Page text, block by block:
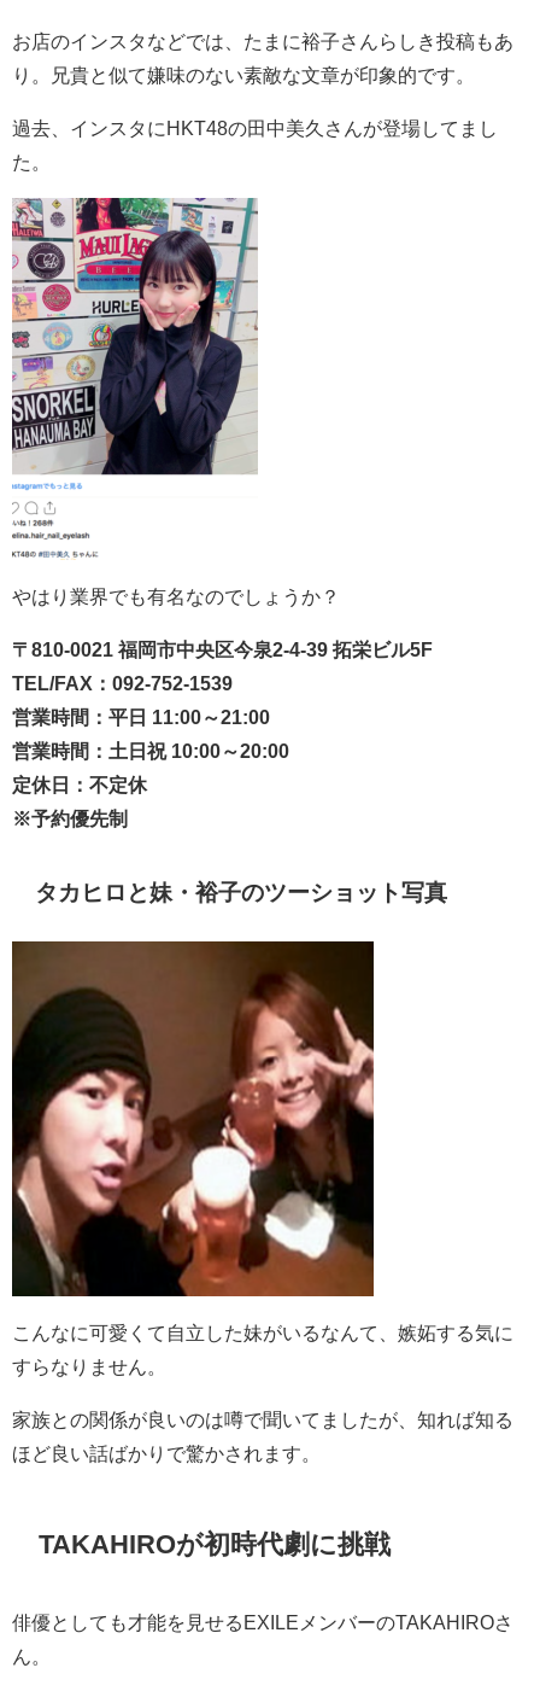
お店のインスタなどでは、たまに裕子さんらしき投稿もあ
り。兄貴と似て嫌味のない素敵な文章が印象的です。
過去、インスタにHKT48の田中美久さんが登場してまし
た。
やはり業界でも有名なのでしょうか？
〒810-0021 福岡市中央区今泉2-4-39 拓栄ビル5F
TEL/FAX：092-752-1539
営業時間：平日 11:00～21:00
営業時間：土日祝 10:00～20:00
定休日：不定休
※予約優先制
タカヒロと妹・裕子のツーショット写真
こんなに可愛くて自立した妹がいるなんて、嫉妬する気に
すらなりません。
家族との関係が良いのは噂で聞いてましたが、知れば知る
ほど良い話ばかりで驚かされます。
TAKAHIROが初時代劇に挑戦
俳優としても才能を見せるEXILEメンバーのTAKAHIROさ
ん。